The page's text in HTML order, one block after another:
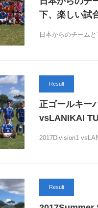
下、楽しい試
日本からのチーム
Result
正ゴールキー
vsLANIKAI
2017Division1
Result